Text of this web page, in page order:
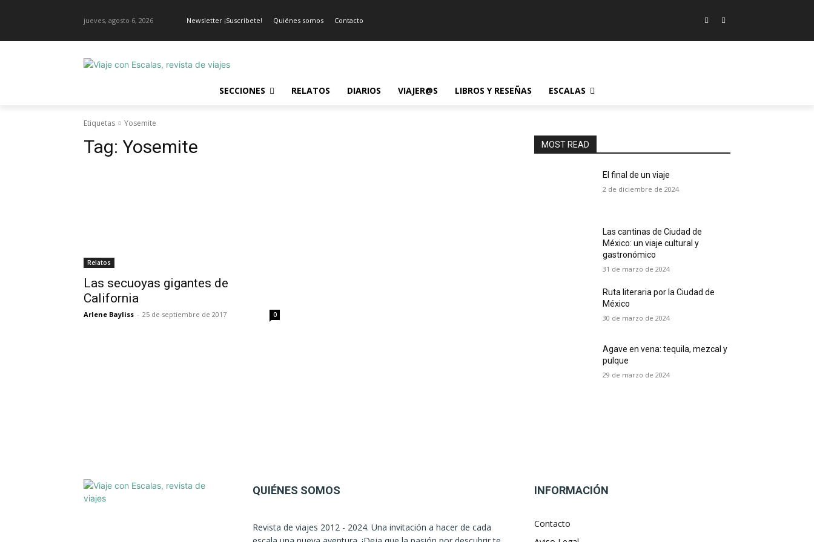
jueves, agosto 6, 2026 Newsletter ¡Suscríbete! Quiénes somos Contacto
SECCIONES RELATOS DIARIOS VIAJER@S LIBROS Y RESEÑAS ESCALAS
Etiquetas Yosemite
Tag: Yosemite
Relatos
Las secuoyas gigantes de
California
Arlene Bayliss - 25 de septiembre de 2017 0
MOST READ
El final de un viaje
2 de diciembre de 2024
Las cantinas de Ciudad de
México: un viaje cultural y
gastronómico
31 de marzo de 2024
Ruta literaria por la Ciudad de
México
30 de marzo de 2024
Agave en vena: tequila, mezcal y
pulque
29 de marzo de 2024
QUIÉNES SOMOS
Revista de viajes 2012 - 2024. Una invitación a hacer de cada
INFORMACIÓN
Contacto